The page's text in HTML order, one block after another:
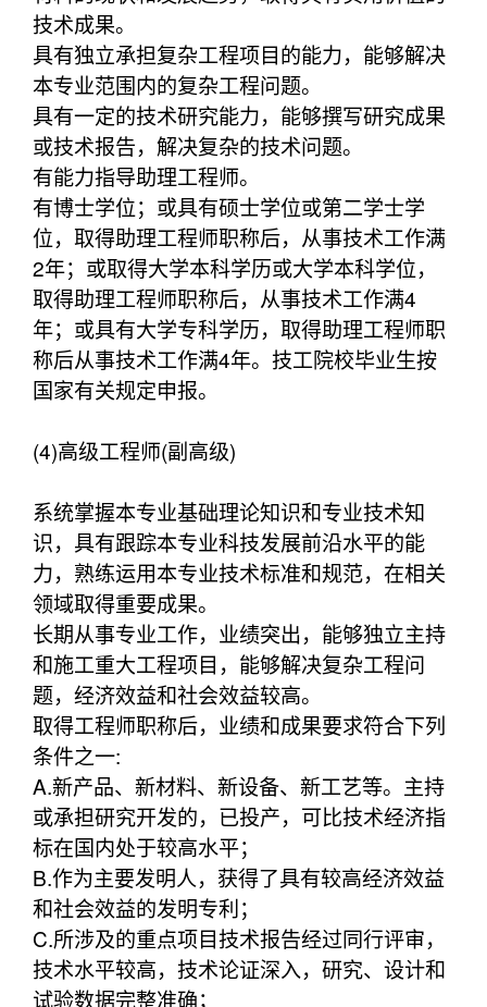
技术成果。
具有独立承担复杂工程项目的能力，能够解决
本专业范围内的复杂工程问题。
具有一定的技术研究能力，能够撰写研究成果
或技术报告，解决复杂的技术问题。
有能力指导助理工程师。
有博士学位；或具有硕士学位或第二学士学
位，取得助理工程师职称后，从事技术工作满
2年；或取得大学本科学历或大学本科学位，
取得助理工程师职称后，从事技术工作满4
年；或具有大学专科学历，取得助理工程师职
称后从事技术工作满4年。技工院校毕业生按
国家有关规定申报。
(4)高级工程师(副高级)
系统掌握本专业基础理论知识和专业技术知
识，具有跟踪本专业科技发展前沿水平的能
力，熟练运用本专业技术标准和规范，在相关
领域取得重要成果。
长期从事专业工作，业绩突出，能够独立主持
和施工重大工程项目，能够解决复杂工程问
题，经济效益和社会效益较高。
取得工程师职称后，业绩和成果要求符合下列
条件之一:
A.新产品、新材料、新设备、新工艺等。主持
或承担研究开发的，已投产，可比技术经济指
标在国内处于较高水平；
B.作为主要发明人，获得了具有较高经济效益
和社会效益的发明专利；
C.所涉及的重点项目技术报告经过同行评审，
技术水平较高，技术论证深入，研究、设计和
试验数据完整准确；